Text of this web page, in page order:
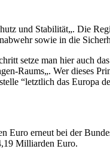
und Stabilität„. Die
sowie in die
setze man hier auch
Raums„. Wer dieses
“letztlich das Europa
erneut bei der
Milliarden Euro.